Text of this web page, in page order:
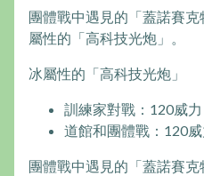
團體戰中遇見的「蓋諾賽
屬性的「高科技光炮」。
冰屬性的「高科技光炮」
訓練家對戰：120威力
道館和團體戰：120威
團體戰中遇見的「蓋諾賽